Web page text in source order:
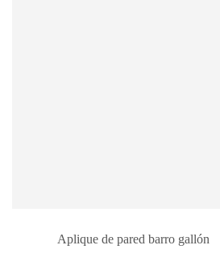
Aplique de pared barro gallón